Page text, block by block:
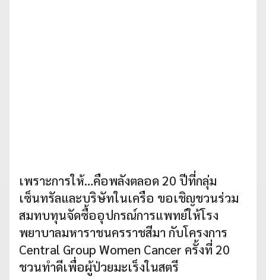
เพราะการให้…คือพลังตลอด 20 ปีที่กลุ่ม
เซ็นทรัลและบริษัทในเครือ ขอเชิญชวนร่วม
สมทบทุนจัดซื้ออุปกรณ์การแพทย์ให้โรง
พยาบาลมหาราชนครราชสีมา กับโครงการ
Central Group Women Cancer ครั้งที่ 20
ชวนทำดีเพื่อผู้ป่วยมะเร็งในสตรี